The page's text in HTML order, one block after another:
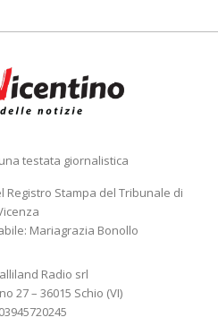
una testata giornalistica
Registro Stampa del Tribunale di
Mariagrazia Bonollo
Radio srl
27 – 36015 Schio (VI)